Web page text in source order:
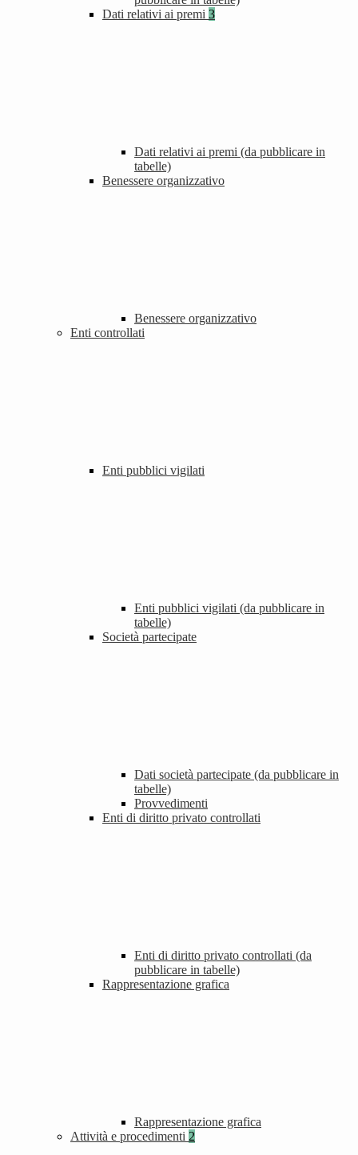
Dati relativi ai premi 3
Dati relativi ai premi (da pubblicare in
tabelle)
Benessere organizzativo
Benessere organizzativo
Enti controllati
Enti pubblici vigilati
Enti pubblici vigilati (da pubblicare in
tabelle)
Società partecipate
Dati società partecipate (da pubblicare in
tabelle)
Provvedimenti
Enti di diritto privato controllati
Enti di diritto privato controllati (da
pubblicare in tabelle)
Rappresentazione grafica
Rappresentazione grafica
Attività e procedimenti 2